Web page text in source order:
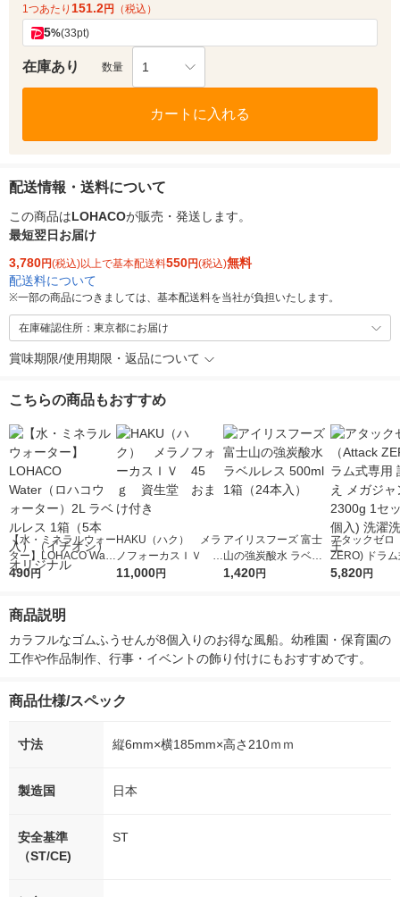
1つあたり 151.2円 （税込）
5%(33pt)
在庫あり 数量 1
カートに入れる
配送情報・送料について
この商品はLOHACOが販売・発送します。
最短翌日お届け
3,780円(税込)以上で基本配送料550円(税込)無料
配送料について
※一部の商品につきましては、基本配送料を当社が負担いたします。
在庫確認住所：東京都にお届け
賞味期限/使用期限・返品について
こちらの商品もおすすめ
【水・ミネラルウォー
ター】LOHACO Wate
r（ロハコウォータ
シ） オリジナル
490円
HAKU（ハク） メラ
ノフォーカスＩＶ 4
5ｇ 資生堂 おまけ
11,000円
アイリスフーズ 富士
山の強炭酸水 ラベル
レス 500ml 1箱（24
1,420円
アタックゼロ
ZERO) ドラ
詰め替え メガ
5,820円
商品説明
カラフルなゴムふうせんが8個入りのお得な風船。幼稚園・保育園の
工作や作品制作、行事・イベントの飾り付けにもおすすめです。
商品仕様/スペック
寸法 縦6mm×横185mm×高さ210ｍｍ
製造国 日本
安全基準
（ST/CE)
ST